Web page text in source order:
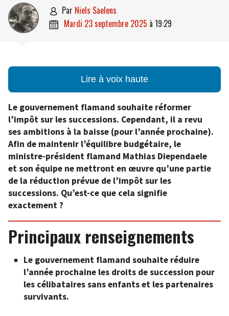
 par Niels Saelens
 mardi 23 septembre 2025 à 19:29
Lire à voix haute
Le gouvernement flamand souhaite réformer
l’impôt sur les successions. Cependant, il a revu
ses ambitions à la baisse (pour l’année prochaine).
Afin de maintenir l’équilibre budgétaire, le
ministre-président flamand Mathias Diependaele
et son équipe ne mettront en œuvre qu’une partie
de la réduction prévue de l’impôt sur les
successions. Qu’est-ce que cela signifie
exactement ?
Principaux renseignements
Le gouvernement flamand souhaite réduire
l’année prochaine les droits de succession pour
les célibataires sans enfants et les partenaires
survivants.